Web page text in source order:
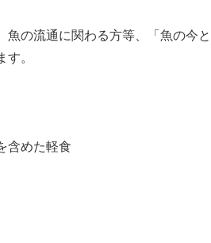
の流通に関わる方等、「魚の今と
。
含めた軽食